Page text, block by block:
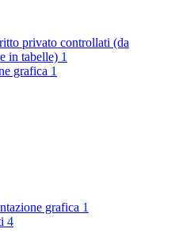
privato controllati (da
in tabelle) 1
grafica 1
grafica 1
4